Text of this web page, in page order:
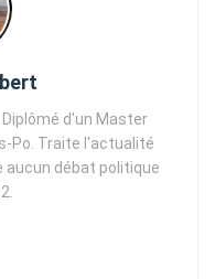
Diplômé d'un Master
Po. Traite l'actualité
aucun débat politique